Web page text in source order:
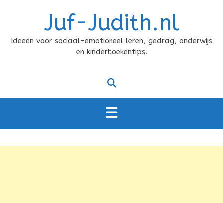
Juf-Judith.nl
Ideeën voor sociaal-emotioneel leren, gedrag, onderwijs
en kinderboekentips.